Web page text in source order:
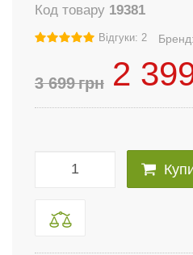
Код товару 19381
Відгуки: 2 Бренд:
3 699грн 2